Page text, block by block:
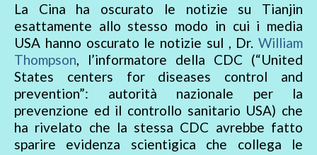
La Cina ha oscurato le notizie su Tianjin
esattamente allo stesso modo in cui i media
USA hanno oscurato le notizie sul , Dr. William
Thompson, l’informatore della CDC (“United
States centers for diseases control and
prevention”: autorità nazionale per la
prevenzione ed il controllo sanitario USA) che
ha rivelato che la stessa CDC avrebbe fatto
sparire evidenza scientigica che collega le